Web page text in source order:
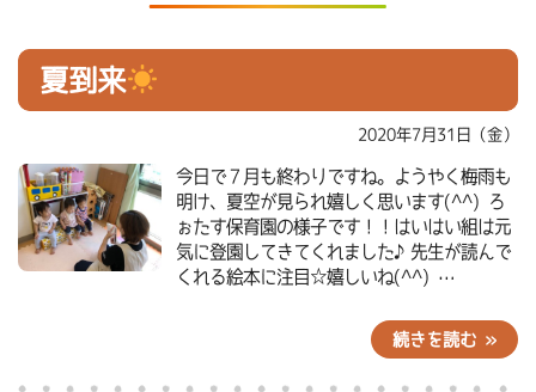
夏到来
2020年7月31日（金）
今日で７月も終わりですね。ようやく梅雨も
明け、夏空が見られ嬉しく思います(^^) ろ
ぉたす保育園の様子です！！はいはい組は元
気に登園してきてくれました♪先生が読んで
くれる絵本に注目☆嬉しいね(^^) …
続きを読む »